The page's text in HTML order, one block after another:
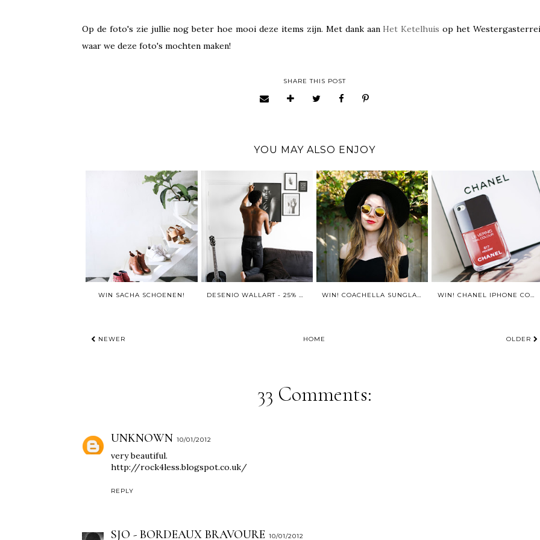
Op de foto's zie jullie nog beter hoe mooi deze items zijn. Met dank aan Het Ketelhuisop het
waar we deze foto's mochten maken!
SHARE THIS POST
YOU MAY ALSO ENJOY
WIN SACHA SCHOENEN! DESENIO WALLART - 25% KORTING!! WIN! COACHELLA SUNGLASSES BY POLETTE WIN! CHANEL IPHONE COVER 4/4S
NEWER HOME OLDER
33 Comments:
UNKNOWN 10/01/2012
very beautiful.
http://rock4less.blogspot.co.uk/
REPLY
SJO - BORDEAUX BRAVOURE 10/01/2012